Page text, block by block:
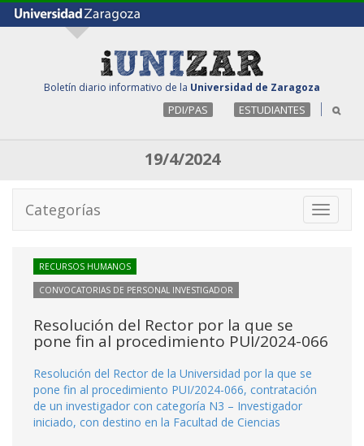
Boletín diario informativo de la Universidad de Zaragoza
PDI/PAS ESTUDIANTES
19/4/2024
Toggle
Categorías
RECURSOS HUMANOS
CONVOCATORIAS DE PERSONAL INVESTIGADOR
Resolución del Rector por la que se
pone fin al procedimiento PUI/2024-066
Resolución del Rector de la Universidad por la que se
pone fin al procedimiento PUI/2024-066, contratación
de un investigador con categoría N3 – Investigador
iniciado, con destino en la Facultad de Ciencias